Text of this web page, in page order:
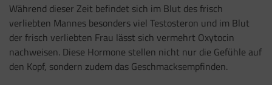
Während dieser Zeit befindet sich im Blut des frisch
verliebten Mannes besonders viel Testosteron und im Blut
der frisch verliebten Frau lässt sich vermehrt Oxytocin
nachweisen. Diese Hormone stellen nicht nur die Gefühle auf
den Kopf, sondern zudem das Geschmacksempfinden.